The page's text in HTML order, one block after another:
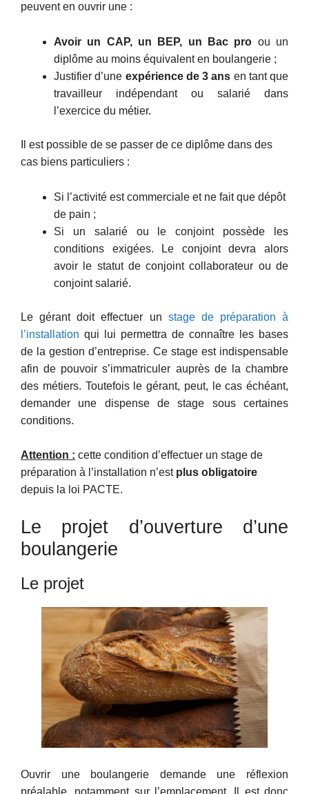
peuvent en ouvrir une :
Avoir un CAP, un BEP, un Bac pro ou un
diplôme au moins équivalent en boulangerie ;
Justifier d’une expérience de 3 ans en tant que
travailleur indépendant ou salarié dans
l’exercice du métier.
Il est possible de se passer de ce diplôme dans des
cas biens particuliers :
Si l’activité est commerciale et ne fait que dépôt
de pain ;
Si un salarié ou le conjoint possède les
conditions exigées. Le conjoint devra alors
avoir le statut de conjoint collaborateur ou de
conjoint salarié.
Le gérant doit effectuer un stage de préparation à
l’installation qui lui permettra de connaître les bases
de la gestion d’entreprise. Ce stage est indispensable
afin de pouvoir s’immatriculer auprès de la chambre
des métiers. Toutefois le gérant, peut, le cas échéant,
demander une dispense de stage sous certaines
conditions.
Attention : cette condition d’effectuer un stage de
préparation à l’installation n’est plus obligatoire
depuis la loi PACTE.
Le projet d’ouverture d’une
boulangerie
Le projet
Ouvrir une boulangerie demande une réflexion
préalable, notamment sur l’emplacement. Il est donc